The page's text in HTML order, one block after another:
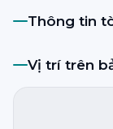
Thông tin
Vị trí trên